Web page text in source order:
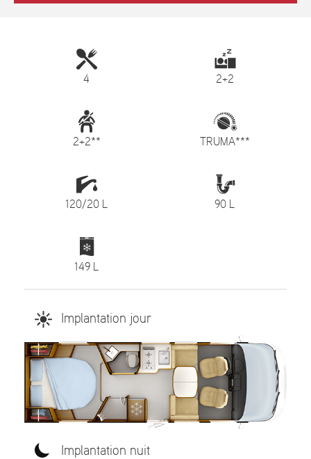
4 2+2
2+2** TRUMA***
120/20 L 90 L
149 L
Implantation jour
Implantation nuit